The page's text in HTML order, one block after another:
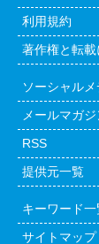
利用規約
著作権と転載
ソーシャル
メールマガジ
RSS
提供元一覧
キーワード一
サイトマップ